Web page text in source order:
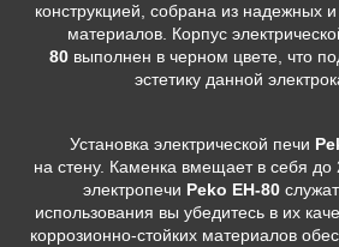
конструкцией, собрана из надежных
материалов. Корпус
80 выполнен в черном цвете, что
эстетику данной
Установка электрической печи P
на стену. Каменка вмещает в себя
электропечи Peko EH-80
использования вы убедитесь в их
коррозионно-стойких материалов